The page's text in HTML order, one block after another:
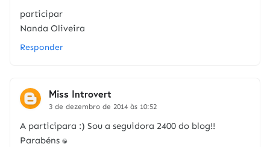
participar
Nanda Oliveira
Responder
Miss Introvert
3 de dezembro de 2014 às 10:52
A participara :) Sou a seguidora 2400 do blog!!
Parabéns :D